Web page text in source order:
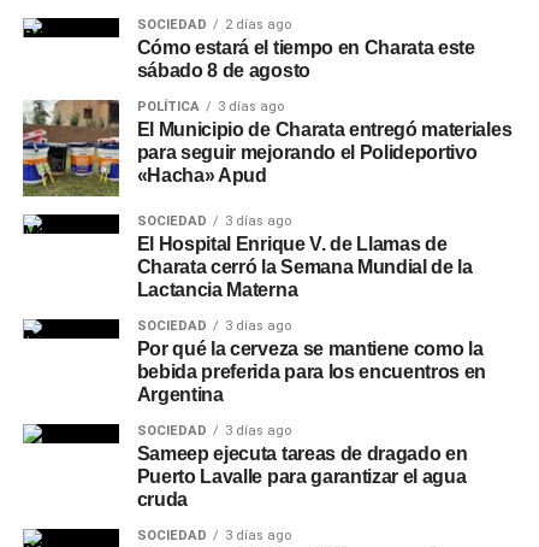
SOCIEDAD 2 días ago
Cómo estará el tiempo en Charata este
sábado 8 de agosto
POLÍTICA 3 días ago
El Municipio de Charata entregó materiales
para seguir mejorando el Polideportivo
«Hacha» Apud
SOCIEDAD 3 días ago
El Hospital Enrique V. de Llamas de
Charata cerró la Semana Mundial de la
Lactancia Materna
SOCIEDAD 3 días ago
Por qué la cerveza se mantiene como la
bebida preferida para los encuentros en
Argentina
SOCIEDAD 3 días ago
Sameep ejecuta tareas de dragado en
Puerto Lavalle para garantizar el agua
cruda
SOCIEDAD 3 días ago